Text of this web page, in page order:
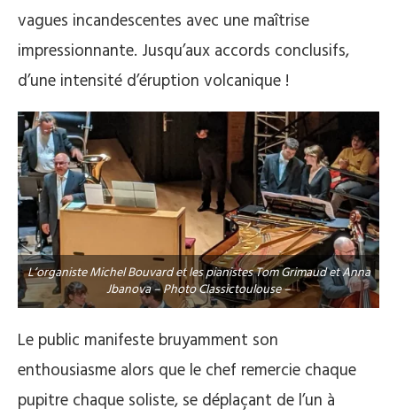
vagues incandescentes avec une maîtrise
impressionnante. Jusqu’aux accords conclusifs,
d’une intensité d’éruption volcanique !
L’organiste Michel Bouvard et les pianistes Tom Grimaud et Anna
Jbanova – Photo Classictoulouse –
Le public manifeste bruyamment son
enthousiasme alors que le chef remercie chaque
pupitre chaque soliste, se déplaçant de l’un à